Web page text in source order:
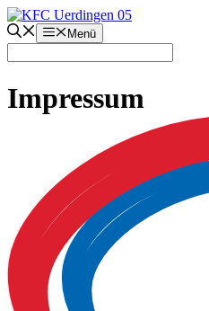
Zum
Inhalt
springen
Menü
Impressum